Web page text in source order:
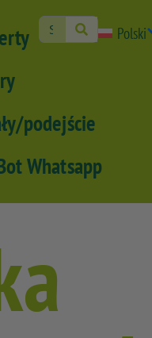
podejście
Whatsapp
Polski